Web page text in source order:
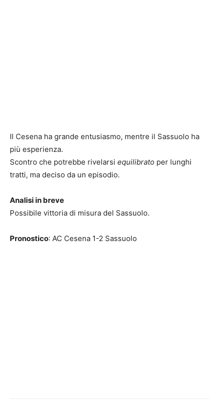
Il Cesena ha grande entusiasmo, mentre il Sassuolo ha
più esperienza.
Scontro che potrebbe rivelarsi equilibrato per lunghi
tratti, ma deciso da un episodio.
Analisi in breve
Possibile vittoria di misura del Sassuolo.
Pronostico: AC Cesena 1-2 Sassuolo